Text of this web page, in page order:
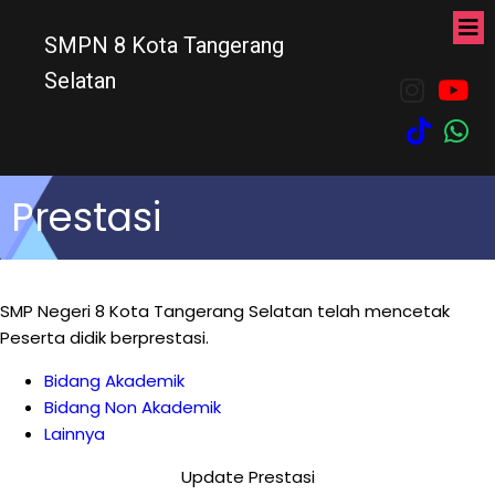
SMPN 8 Kota Tangerang
Selatan
Prestasi
SMP Negeri 8 Kota Tangerang Selatan telah mencetak
Peserta didik berprestasi.
Bidang Akademik
Bidang Non Akademik
Lainnya
Update Prestasi